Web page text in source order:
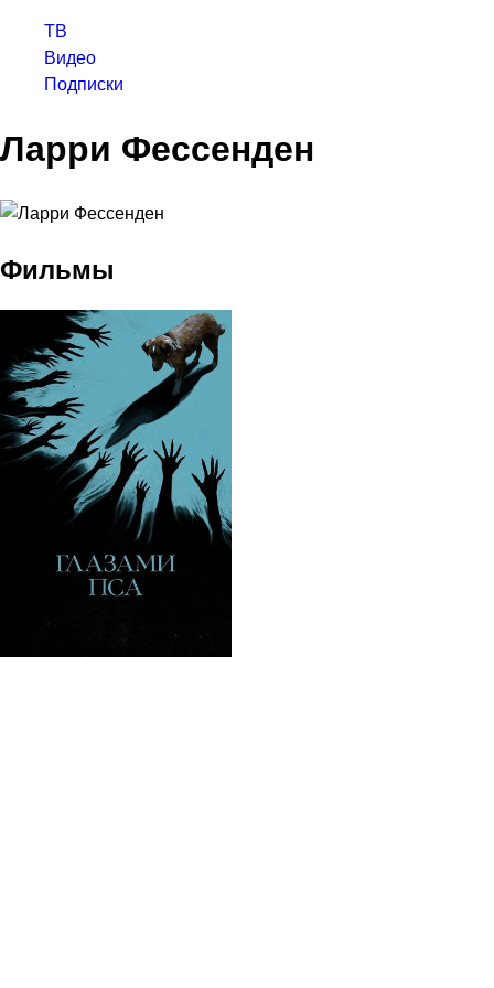
ТВ
Видео
Подписки
Ларри Фессенден
Фильмы